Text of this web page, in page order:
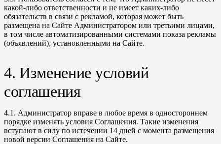
какой-либо ответственности и не имеет каких-либо
обязательств в связи с рекламой, которая может быть
размещена на Сайте Администратором или третьими лицами,
в том числе автоматизированными системами показа рекламы
(объявлений), установленными на Сайте.
4. Изменение условий
соглашения
4.1. Администратор вправе в любое время в одностороннем
порядке изменять условия Соглашения. Такие изменения
вступают в силу по истечении 14 дней с момента размещения
новой версии Соглашения на Сайте.